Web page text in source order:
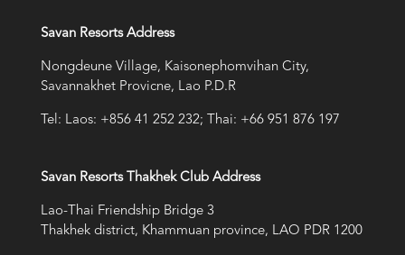
Savan Resorts Address
Nongdeune Village, Kaisonephomvihan City,
Savannakhet Provicne, Lao P.D.R
Tel: Laos: +856 41 252 232; Thai: +66 951 876 197
Savan Resorts Thakhek Club Address
Lao-Thai Friendship Bridge 3
Thakhek district, Khammuan province, LAO PDR 1200